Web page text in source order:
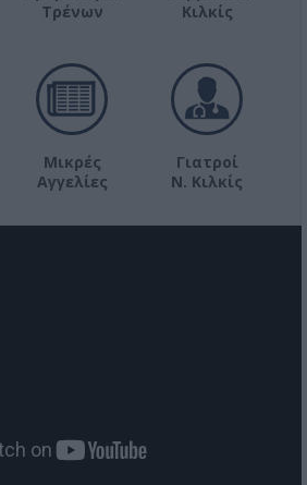
Τρένων
Κιλκίς
Μικρές
Αγγελίες
Γιατροί
Ν. Κιλκίς